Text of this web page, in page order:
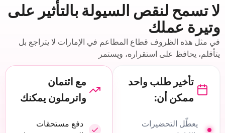
لا تسمح لنقص السيولة بالتأثير على
وتيرة عملك
في مثل هذه الظروف قطاع المطاعم في الإمارات لا يتراجع بل
يتأقلم، يحافظ على استقراره، ويستمر
تأخير طلب واحد
ممكن أن:
يعطّل التحضيرات
مع ائتمان
واترملون يمكنك
دفع مستحقات